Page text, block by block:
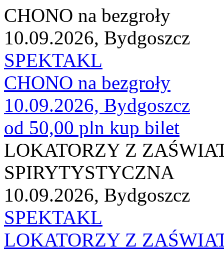
CHONO na bezgroły
10.09.2026, Bydgoszcz
SPEKTAKL
CHONO na bezgroły
10.09.2026, Bydgoszcz
od 50,00 pln kup bilet
LOKATORZY Z
SPIRYTYSTYCZNA
10.09.2026, Bydgoszcz
SPEKTAKL
LOKATORZY Z